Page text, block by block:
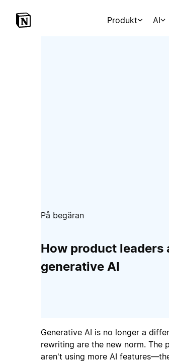
Produkt AI
På begäran
How product leaders
generative AI
Generative AI is no longer a
rewriting are the new norm. The
aren't using more AI